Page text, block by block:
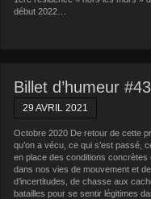
début 2022…
Billet d’humeur
29 AVRIL 2021
Octobre 2020 De retour de cette
qu’on a vécu, ce qui s’est passé,
en place des conditions
dans nos vies de mouvement et
d’incertitudes, de chasse aux
batailles pour se sentir légitimes